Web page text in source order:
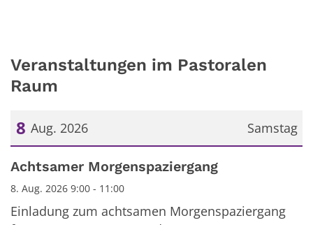
Veranstaltungen im Pastoralen
Raum
Samstag
8 Aug. 2026
Datum: 8. August 2026
Achtsamer Morgenspaziergang
8. Aug. 2026 9:00 - 11:00
Einladung zum achtsamen Morgenspaziergang